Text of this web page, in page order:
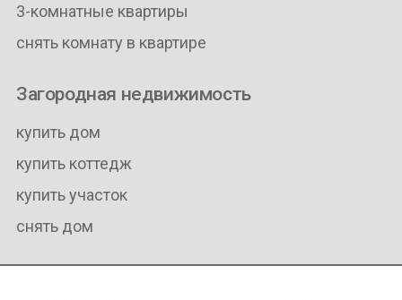
3-комнатные квартиры
снять комнату в квартире
Загородная недвижимость
купить дом
купить коттедж
купить участок
снять дом